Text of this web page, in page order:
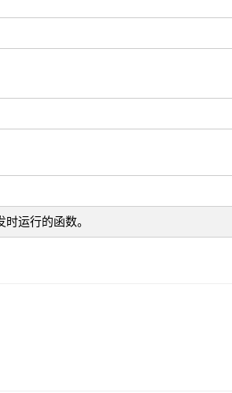
运行的函数。